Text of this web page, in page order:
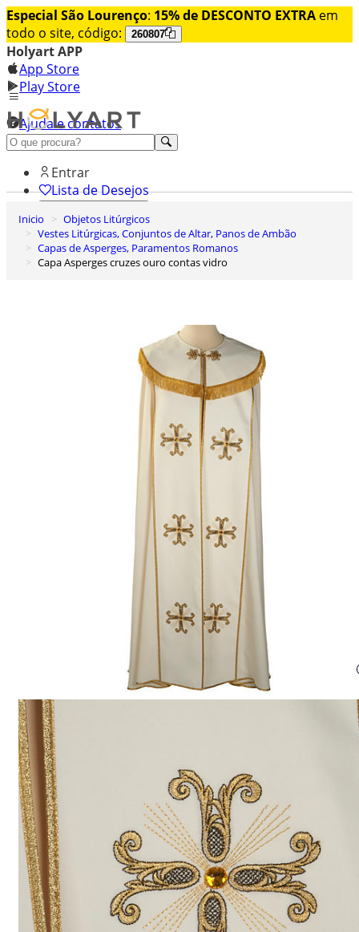
Especial São Lourenço: 15% de DESCONTO EXTRA em
todo o site, código:
260807
Holyart APP
App Store
Play Store
Ajuda e contatos
Conheça premium
Entrar
Lista de Desejos
0
Carrinho de Compras
Inicio
Objetos Litúrgicos
Vestes Litúrgicas, Conjuntos de Altar, Panos de Ambão
Capas de Asperges, Paramentos Romanos
Capa Asperges cruzes ouro contas vidro